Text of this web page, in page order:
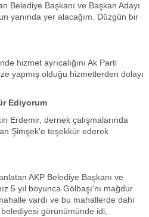
Belediye Başkanı ve Başkan Adayı
yanında yer alacağım. Düzgün bir
hizmet ayrıcalığını Ak Parti
yapmış olduğu hizmetlerden dolayı
Ediyorum
Erdemir, dernek çalışmalarında
Şimşek'e teşekkür ederek 
AKP Belediye Başkanı ve
5 yıl boyunca Gölbaşı'nı mağdur
vardı ve bu mahallerde dahi
görünümünde idi,